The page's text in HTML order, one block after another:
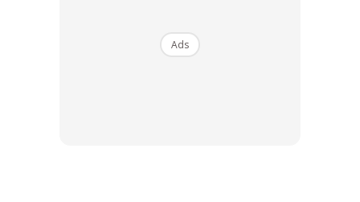
Ads
Ads